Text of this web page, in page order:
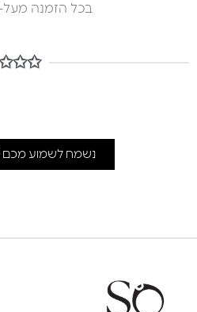
בכל הזמנה מעל-350
נשמח לשמוע מכם